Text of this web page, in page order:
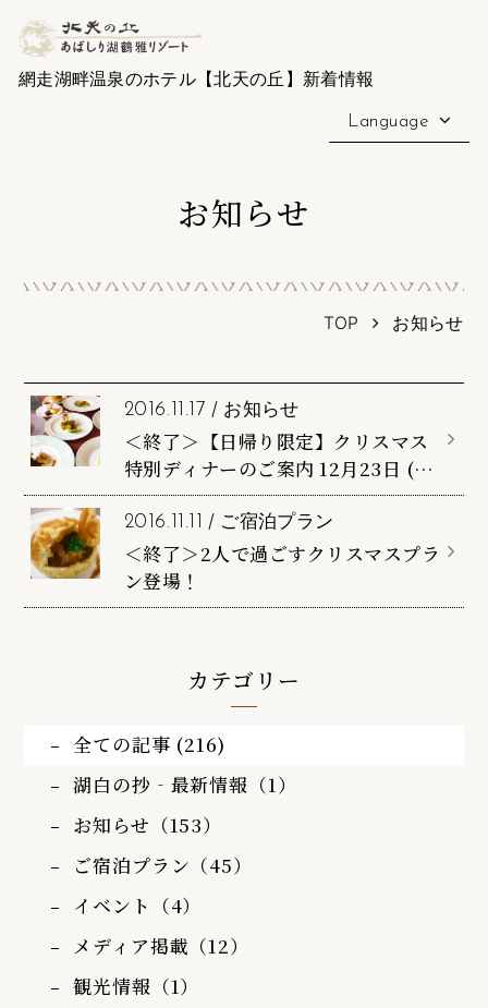
網走湖畔温泉のホテル【北天の丘】新着情報
Language
お知らせ
TOP お知らせ
2016.11.17 / お知らせ
＜終了＞【日帰り限定】クリスマス
特別ディナーのご案内 12月23日 (金)
～ 12月25日 (日)
2016.11.11 / ご宿泊プラン
＜終了＞2人で過ごすクリスマスプラ
ン登場！
カテゴリー
全ての記事 (216)
湖白の抄‐最新情報（1）
お知らせ（153）
ご宿泊プラン（45）
イベント（4）
メディア掲載（12）
観光情報（1）